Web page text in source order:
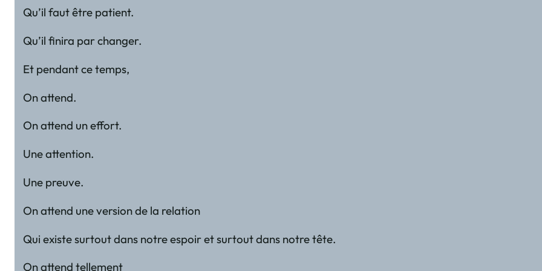
Qu’il faut être patient.
Qu’il finira par changer.
Et pendant ce temps,
On attend.
On attend un effort.
Une attention.
Une preuve.
On attend une version de la relation
Qui existe surtout dans notre espoir et surtout dans notre tête.
On attend tellement